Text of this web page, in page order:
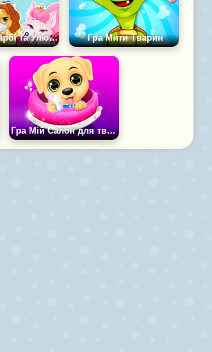
Крихітка Барбі та Улюблені Улюбленці Гра Мити Тварин
Гра Мій Салон для тварин